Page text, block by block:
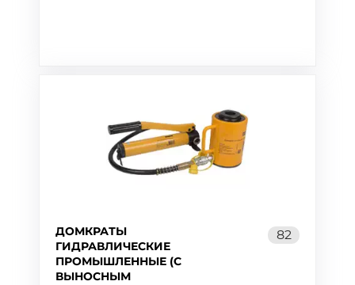
ДОМКРАТЫ
ГИДРАВЛИЧЕСКИЕ
ПРОМЫШЛЕННЫЕ (С
ВЫНОСНЫМ
82